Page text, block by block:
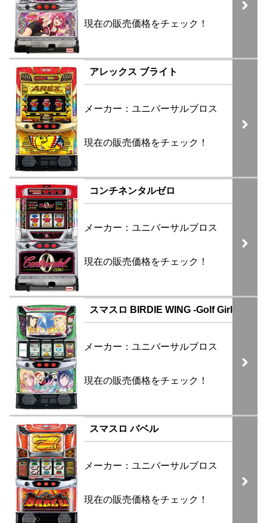
現在の販売価格をチェック！
アレックス ブライト
メーカー：ユニバーサルブロス
現在の販売価格をチェック！
コンチネンタルゼロ
メーカー：ユニバーサルブロス
現在の販売価格をチェック！
スマスロ BIRDIE WING -Golf Girls’
メーカー：ユニバーサルブロス
現在の販売価格をチェック！
スマスロ バベル
メーカー：ユニバーサルブロス
現在の販売価格をチェック！